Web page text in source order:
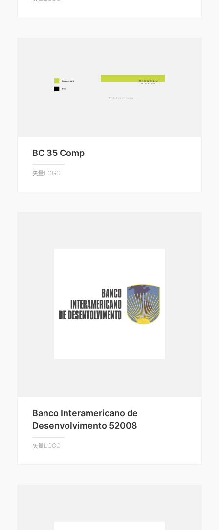
BC 35 Comp
矢量LOGO
Banco Interamericano de
Desenvolvimento 52008
矢量LOGO